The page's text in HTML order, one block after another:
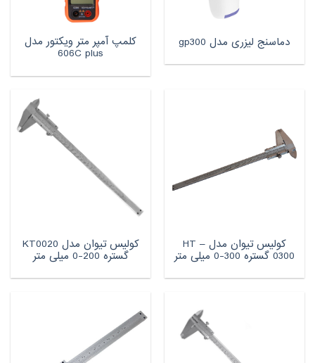
دماسنج لیزری مدل gp300 کلمپ آمپر متر ویکتور مدل
606C plus
کولیس تیوان مدل HT –
0300 گستره 300-0 میلی متر
کولیس تیوان مدل KT0020
گستره 200-0 میلی متر